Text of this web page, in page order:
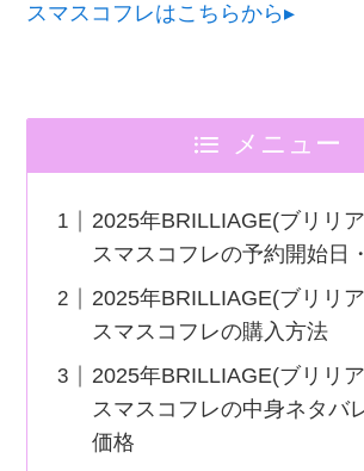
スマスコフレはこちらから▸
メニュー
2025年BRILLIAGE(ブリリ
スマスコフレの予約開始日
2025年BRILLIAGE(ブリリ
スマスコフレの購入方法
2025年BRILLIAGE(ブリリ
スマスコフレの中身ネタバ
価格